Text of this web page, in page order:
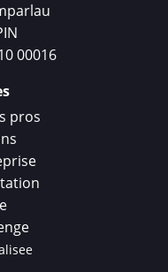
00016
pros